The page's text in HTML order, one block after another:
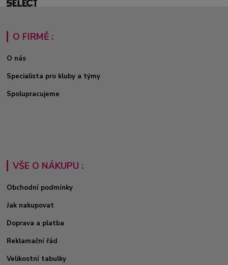
O FIRMĚ :
O nás
Specialista pro kluby a týmy
Spolupracujeme
VŠE O NÁKUPU :
Obchodní podmínky
Jak nakupovat
Doprava a platba
Reklamační řád
Velikostní tabulky